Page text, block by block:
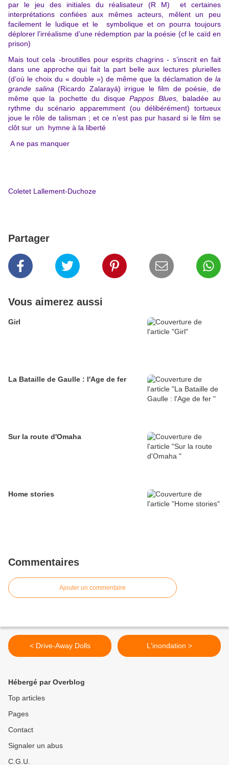
par le jeu des initiales du réalisateur (R M) et certaines
interprétations confiées aux mêmes acteurs, mêlent un peu
facilement le ludique et le symbolique et on pourra toujours
déplorer l’irréalisme d’une rédemption par la poésie (cf le caïd en
prison)
Mais tout cela -broutilles pour esprits chagrins - s’inscrit en fait
dans une approche qui fait la part belle aux lectures plurielles
(d’où le choix du « double ») de même que la déclamation de la
grande salina (Ricardo Zalarayá) irrigue le film de poésie, de
même que la pochette du disquePappos Blues,
baladée au
rythme du scénario apparemment (ou délibérément) tortueux
joue le rôle de talisman ; et ce n’est pas pur hasard si le film se
clôt sur un hymne à la liberté
A ne pas manquer
Coletet Lallement-Duchoze
Partager
Vous aimerez aussi
Girl
La Bataille de Gaulle : l'Age de fer
Sur la route d'Omaha
Home stories
Commentaires
Ajouter un commentaire
< Drive-Away Dolls L'inondation >
Hébergé par Overblog
Top articles
Pages
Contact
Signaler un abus
C.G.U.